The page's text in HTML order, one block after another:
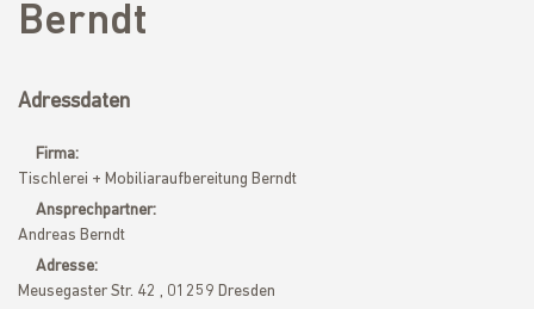
Berndt
Adressdaten
Firma:
Tischlerei + Mobiliaraufbereitung Berndt
Ansprechpartner:
Andreas Berndt
Adresse:
Meusegaster Str. 42 , 01259 Dresden